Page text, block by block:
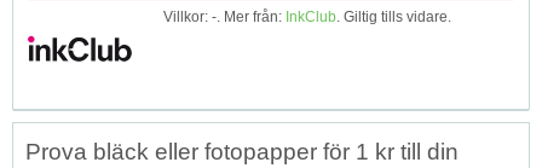
Villkor: -. Mer från: InkClub. Giltig tills vidare.
Prova bläck eller fotopapper för 1 kr till din